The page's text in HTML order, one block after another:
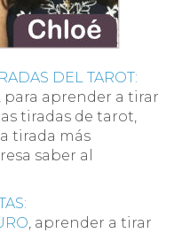
DEL TAROT:
, para aprender a tirar
tiradas de tarot,
tirada más
saber al
, aprender a tirar